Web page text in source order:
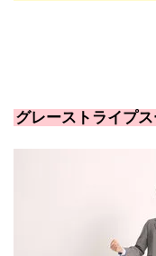
グレーストライプ